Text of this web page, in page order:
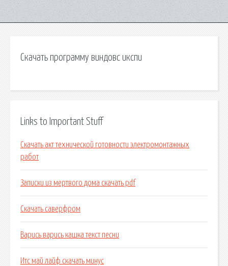
Скачать программу виндовс икспи
Links to Important Stuff
Скачать акт технической готовности электромонтажных
работ
Записки из мертвого дома скачать pdf
Скачать саверфром
Варись варись кашка текст песни
Итс май лайф скачать минус